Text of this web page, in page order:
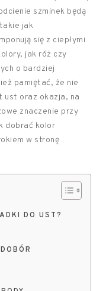
szminek będą
jak
się z ciepłymi
jak róż czy
o bardziej
pamiętać, że nie
ust oraz okazja, na
znaczenie przy
dobrać kolor
w stronę
DO UST?